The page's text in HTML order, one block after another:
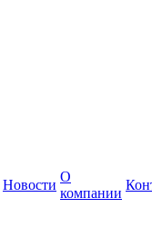
Новости
О
компании